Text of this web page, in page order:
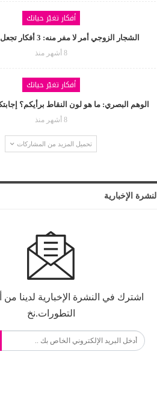
أفكار تغيّر حياتك
الشجار الزوجي أمر لا مفر منه: 3 أفكار تجعل شجاركما…
8 أشهر منذ
أفكار تغيّر حياتك
الوهم البصري: ما هو لون النقاط برأيكم؟
8 أشهر منذ
تحميل المزيد من المشاركات
النشرة الإخبارية
اشترك في النشرة الإخبارية لدينا
التطورات.نخ